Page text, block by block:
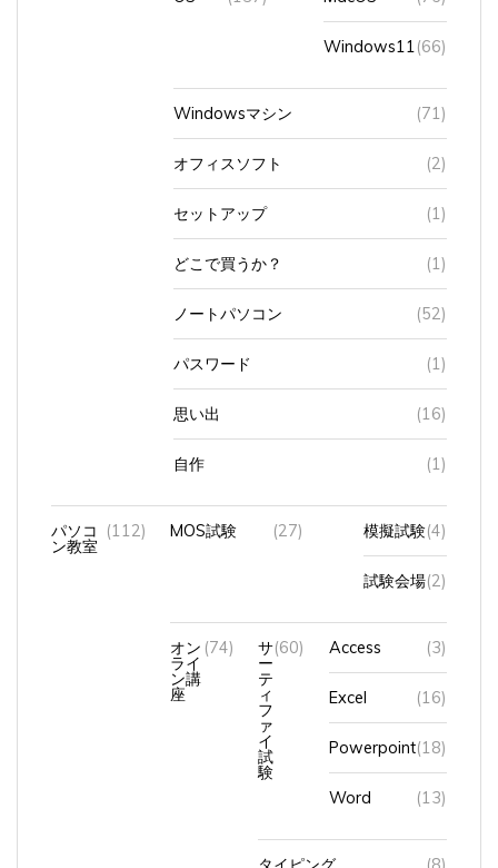
Windows11(66)
Windowsマシン (71)
オフィスソフト (2)
セットアップ (1)
どこで買うか？ (1)
ノートパソコン (52)
パスワード (1)
思い出 (16)
自作 (1)
パソコ (112) MOS試験 (27) 模擬試験(4)
試験会場(2)
オン
ン講
座
(74) サ
テ
ィ
フ
ァ
イ
試
験
(60) Access (3)
Excel (16)
Powerpoint(18)
Word (13)
タイピング (8)